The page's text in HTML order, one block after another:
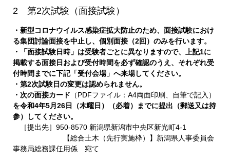
2 第2次試験（面接試験）
・ 新型コロナウイルス感染症拡大防止のため、面接試験におけ
る集団討論面接を中止し、個別面接（2回）のみを行います。
・「面接試験日時」は受験者ごとに異なりますので、上記1に
掲載する面接日および受付時間を必ず確認のうえ、それぞれ受
付時間までに下記「受付会場」へ来場してください。
・第2次試験日の変更は認められません。
・次の面接カード （PDFファイル：A4両面印刷、自筆で記入）
を令和4年5月26日（木曜日）（必着）までに提出（郵送又は持
参）してください。
［提出先］950-8570 新潟県新潟市中央区新光町4-1
【総合土木（先行実施枠）】新潟県人事委員会
事務局総務課任用係 宛て